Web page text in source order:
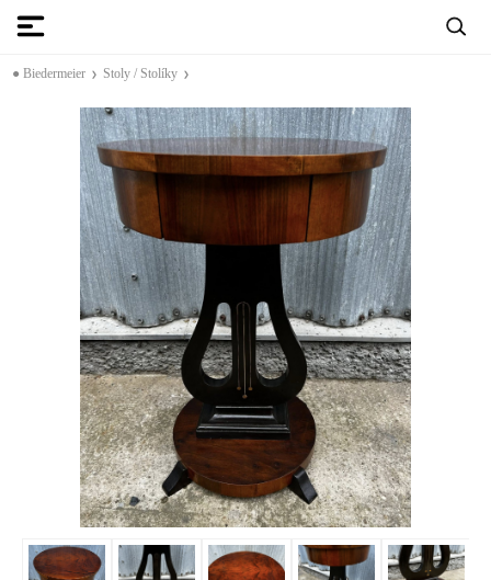
● Biedermeier Stoly / Stolíky